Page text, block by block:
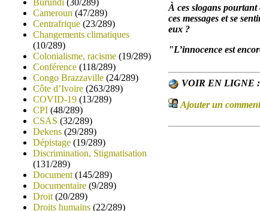
Burundi (30/289)
Cameroun (47/289)
Centrafrique (23/289)
Changements climatiques
(10/289)
Colonialisme, racisme (19/289)
Conférence (118/289)
Congo Brazzaville (24/289)
Côte d’Ivoire (263/289)
COVID-19 (13/289)
CPI (48/289)
CSAS (32/289)
Dekens (29/289)
Dépistage (19/289)
Discrimination, Stigmatisation
(131/289)
Document (145/289)
Documentaire (9/289)
Droit (20/289)
Droits humains (22/289)
À ces slogans pourtant
ces messages et se
eux ?
"L’innocence est
VOIR EN LIGNE :
Ajouter un